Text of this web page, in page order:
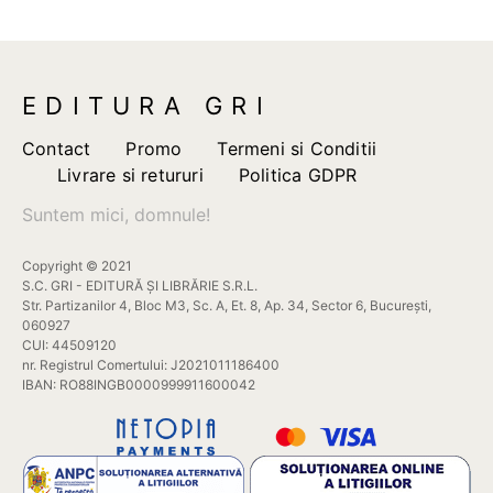
EDITURA GRI
Contact Promo
Termeni si Conditii
Livrare si retururi
Politica GDPR
Suntem mici, domnule!
Copyright © 2021
S.C. GRI - EDITURĂ ȘI LIBRĂRIE S.R.L.
Str. Partizanilor 4, Bloc M3, Sc. A, Et. 8, Ap. 34, Sector 6, București,
060927
CUI: 44509120
nr. Registrul Comertului: J2021011186400
IBAN: RO88INGB0000999911600042